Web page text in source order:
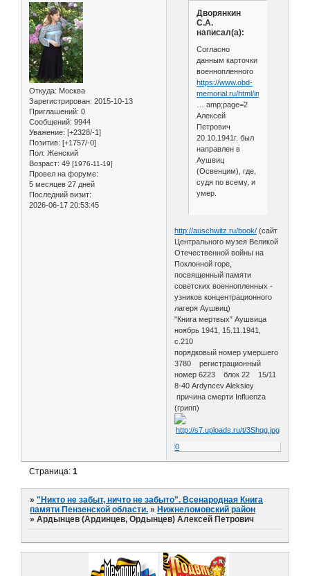
Откуда: Москва
Зарегистрирован: 2015-10-13
Приглашений: 0
Сообщений: 9944
Уважение: [+2328/-1]
Позитив: [+1757/-0]
Пол: Женский
Возраст: 49 [1976-11-19]
Провел на форуме:
5 месяцев 27 дней
Последний визит:
2026-06-17 20:53:45
Дворянкин
С.А.
написал(а):
Согласно
данным карточки
военнопленного
https://www.obd-
memorial.ru/html/info.h
… amp;page=2
Алексей
Петрович
20.10.1941г. был
направлен в
Аушвиц
(Освенцим), где,
судя по всему, и
умер.
http://auschwitz.ru/book/ (сайт
Центрального музея Великой
Отечественной войны на
Поклонной горе,
посвященный памяти
советских военнопленных -
узников концентрационного
лагеря Аушвиц)
"Книга мертвых" Аушвица
ноябрь 1941, 15.11.1941,
с.210
порядковый номер умершего
3780 регистрационный
номер 6223 блок 22 15/11
8-40 Ardyncev Aleksiey
причина смерти Influenza
(грипп)
0
Страница:1
»"Никто не забыт, ничто не забыто". Всенародная Книга
памяти Пензенской области. » Нижнеломовский район
»Ардынцев (Ардинцев, Ордынцев) Алексей Петрович